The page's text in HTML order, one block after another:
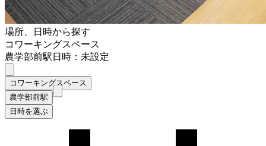
場所、日時から探す
コワーキングスペース
農学部前駅日時：未設定
コワーキングスペース
農学部前駅
日時を選ぶ